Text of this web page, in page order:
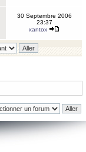
30 Septembre 2006
23:37
xantox